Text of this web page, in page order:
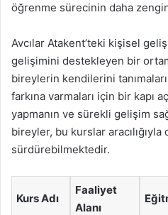
öğrenme sürecinin daha
Avcılar Atakent’teki kişisel
gelişimini destekleyen bir
bireylerin kendilerini
farkına varmaları için bir kapı
yapmanın ve sürekli gelişim
bireyler, bu kurslar aracılığıyla
sürdürebilmektedir.
Kurs Adı
Faaliyet
Alanı